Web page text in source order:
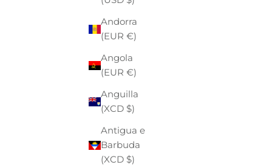
Andorra
(EUR €)
Angola
(EUR €)
Anguilla
(XCD $)
Antigua e
Barbuda
(XCD $)